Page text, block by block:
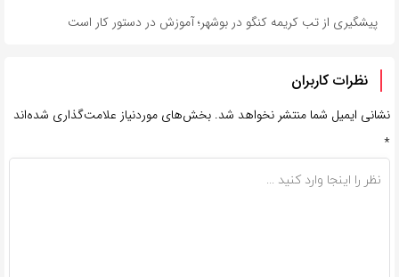
پیشگیری از تب کریمه کنگو در بوشهر؛ آموزش در دستور کار است
نظرات کاربران
نشانی ایمیل شما منتشر نخواهد شد. بخش‌های موردنیاز علامت‌گذاری شده‌اند
*